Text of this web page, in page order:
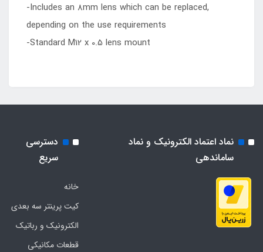
-Includes an 8mm lens which can be replaced,
depending on the use requirements
-Standard M12 x 0.5 lens mount
نماد اعتماد الکترونیک و نماد
ساماندهی
دسترسی
سریع
خانه
کیت پرینتر سه بعدی
الکترونیک و رباتیک
قطعات مکانیکی